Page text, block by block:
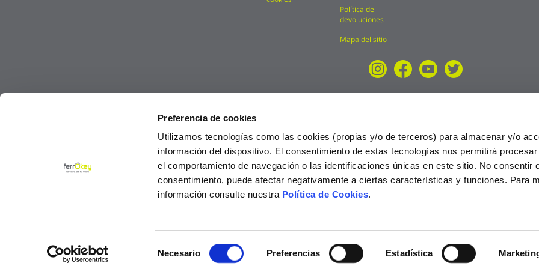
Preferencia de cookies
Utilizamos tecnologías como las cookies (propias y/o de terceros) para almacenar y/o
información del dispositivo. El consentimiento de estas tecnologías nos permitirá
el comportamiento de navegación o las identificaciones únicas en este sitio. No consentir
consentimiento, puede afectar negativamente a ciertas características y funciones. Para
información consulte nuestra Política de Cookies.
Necesario Preferencias Estadística
Política de
devoluciones
Mapa del sitio
© Ferrokey todos los derechos reservados 2025